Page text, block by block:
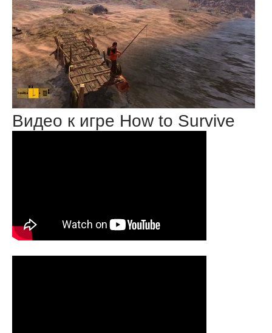
Видео к игре How to Survive